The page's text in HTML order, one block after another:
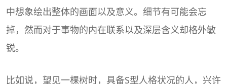
中想象绘出整体的画面以及意义。细节有可能会忘
掉，然而对于事物的内在联系以及深层含义却格外敏
锐。
比如说，望见一棵树时，具备S型人格状况的人，兴许